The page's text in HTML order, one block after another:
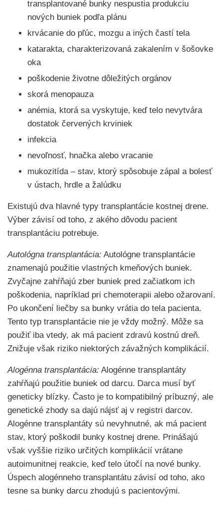
transplantované bunky nespustia produkciu
nových buniek podľa plánu
krvácanie do pľúc, mozgu a iných častí tela
katarakta, charakterizovaná zakalením v šošovke
oka
poškodenie životne dôležitých orgánov
skorá menopauza
anémia, ktorá sa vyskytuje, keď telo nevytvára
dostatok červených krviniek
infekcia
nevoľnosť, hnačka alebo vracanie
mukozitída – stav, ktorý spôsobuje zápal a bolesť
v ústach, hrdle a žalúdku
Existujú dva hlavné typy transplantácie kostnej drene.
Výber závisí od toho, z akého dôvodu pacient
transplantáciu potrebuje.
Autológna transplantácia: Autológne transplantácie
znamenajú použitie vlastných kmeňových buniek.
Zvyčajne zahŕňajú zber buniek pred začiatkom ich
poškodenia, napríklad pri chemoterapii alebo ožarovaní.
Po ukončení liečby sa bunky vrátia do tela pacienta.
Tento typ transplantácie nie je vždy možný. Môže sa
použiť iba vtedy, ak má pacient zdravú kostnú dreň.
Znižuje však riziko niektorých závažných komplikácií.
Alogénna transplantácia: Alogénne transplantáty
zahŕňajú použitie buniek od darcu. Darca musí byť
geneticky blízky. Často je to kompatibilný príbuzný, ale
genetické zhody sa dajú nájsť aj v registri darcov.
Alogénne transplantáty sú nevyhnutné, ak má pacient
stav, ktorý poškodil bunky kostnej drene. Prinášajú
však vyššie riziko určitých komplikácií vrátane
autoimunitnej reakcie, keď telo útočí na nové bunky.
Úspech alogénneho transplantátu závisí od toho, ako
tesne sa bunky darcu zhodujú s pacientovými.